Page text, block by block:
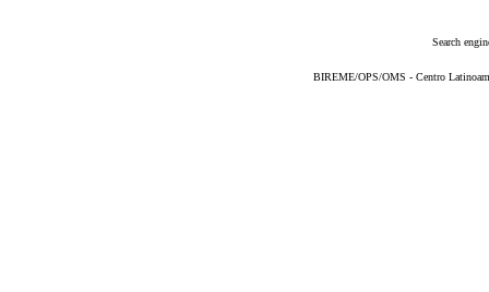
Search
BIREME/OPS/OMS - Centro